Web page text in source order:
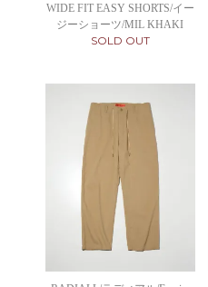
WIDE FIT EASY SHORTS/イー
ジーショーツ/MIL KHAKI
SOLD OUT